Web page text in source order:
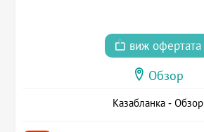
виж офертата
Обзор
Казабланка - Обзор